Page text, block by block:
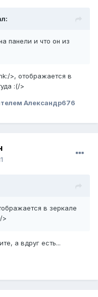
панели и что он из
>, отображается в
:(/>
Александр676
в зеркале
>
а вдруг есть...